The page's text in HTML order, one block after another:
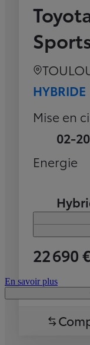
HYBRIDE
Mise en
02-
Energie
22 690
En savoir plus